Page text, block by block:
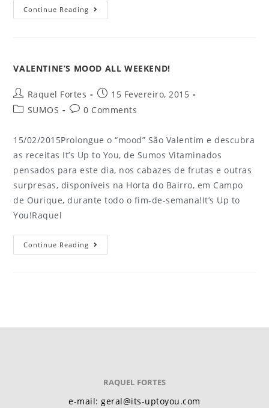
Continue Reading
VALENTINE’S MOOD ALL WEEKEND!
Raquel Fortes
15 Fevereiro, 2015
SUMOS
0 Comments
15/02/2015Prolongue o “mood” São Valentim e descubra
as receitas It’s Up to You, de Sumos Vitaminados
pensados para este dia, nos cabazes de frutas e outras
surpresas, disponíveis na Horta do Bairro, em Campo
de Ourique, durante todo o fim-de-semana!It’s Up to
You!Raquel
Continue Reading
RAQUEL FORTES
e-mail: geral@its-uptoyou.com